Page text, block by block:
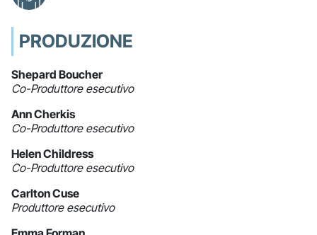
PRODUZIONE
Shepard Boucher
Co-Produttore esecutivo
Ann Cherkis
Co-Produttore esecutivo
Helen Childress
Co-Produttore esecutivo
Carlton Cuse
Produttore esecutivo